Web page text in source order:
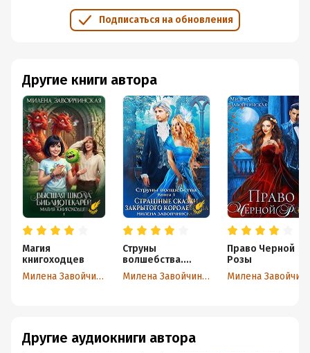
Подписаться на обновления
Другие книги автора
Магия
книгоходцев
Милена Завойчинская
Струны
волшебства.
Книга первая.
Страшные сказкиМилена Завойчинская
Право Черной
Розы
Другие аудиокниги автора